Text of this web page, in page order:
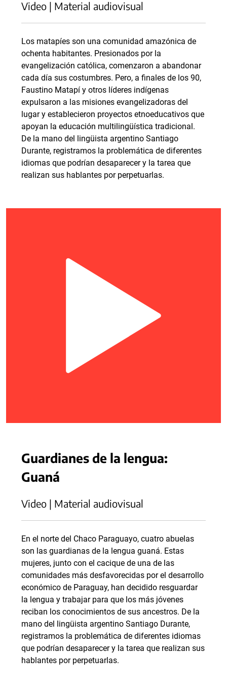
Video | Material audiovisual
Los matapíes son una comunidad amazónica de
ochenta habitantes. Presionados por la
evangelización católica, comenzaron a abandonar
cada día sus costumbres. Pero, a finales de los 90,
Faustino Matapí y otros líderes indígenas
expulsaron a las misiones evangelizadoras del
lugar y establecieron proyectos etnoeducativos que
apoyan la educación multilingüística tradicional.
De la mano del lingüista argentino Santiago
Durante, registramos la problemática de diferentes
idiomas que podrían desaparecer y la tarea que
realizan sus hablantes por perpetuarlas.
Guardianes de la lengua:
Guaná
Video | Material audiovisual
En el norte del Chaco Paraguayo, cuatro abuelas
son las guardianas de la lengua guaná. Estas
mujeres, junto con el cacique de una de las
comunidades más desfavorecidas por el desarrollo
económico de Paraguay, han decidido resguardar
la lengua y trabajar para que los más jóvenes
reciban los conocimientos de sus ancestros. De la
mano del lingüista argentino Santiago Durante,
registramos la problemática de diferentes idiomas
que podrían desaparecer y la tarea que realizan sus
hablantes por perpetuarlas.